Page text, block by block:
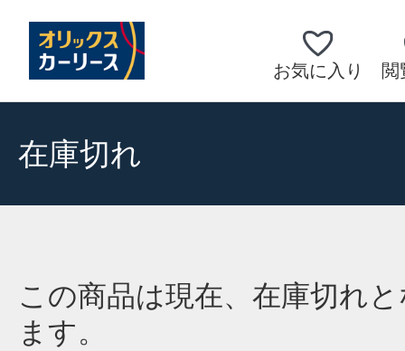
お気に入り 閲
在庫切れ
この商品は現在、在庫切れ
ます。